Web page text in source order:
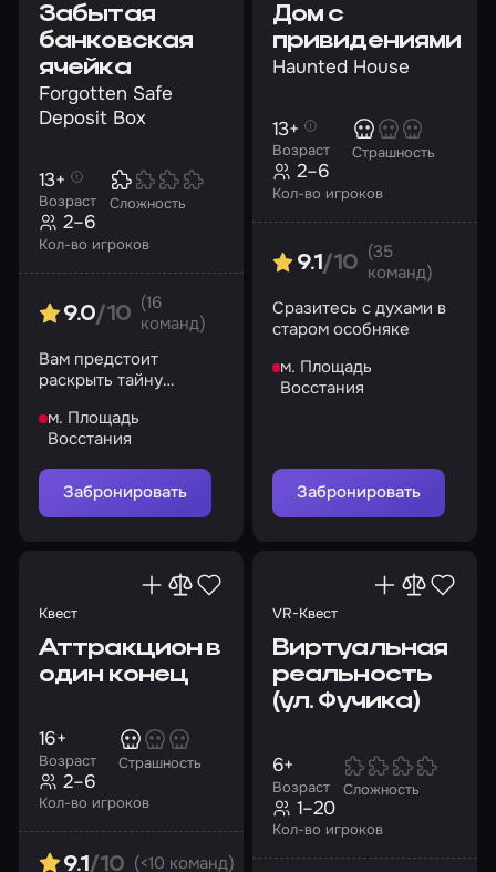
Забытая
банковская
ячейка
Forgotten Safe
Deposit Box
Возраст
13+
Сложность
Кол-во игроков
2–6
9.0/10
(16
команд)
Вам предстоит
раскрыть тайну
хранилища
м. Площадь
Восстания
Забронировать
Дом с
привидениями
Haunted House
Возраст
13+
Страшность
Кол-во игроков
2–6
9.1/10
(35
команд)
Сразитесь с духами в
старом особняке
м. Площадь
Восстания
Забронировать
Квест
Аттракцион в
один конец
Возраст
16+
Страшность
Кол-во игроков
2–6
9.1 /10 (<10 команд)
VR-Квест
Виртуальная
реальность
(ул. Фучика)
Возраст
6+
Сложность
Кол-во игроков
1–20